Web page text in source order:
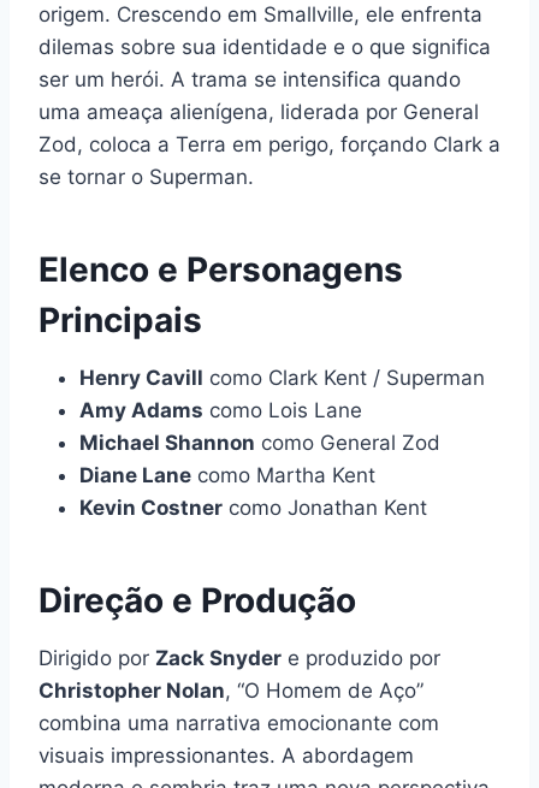
origem. Crescendo em Smallville, ele enfrenta
dilemas sobre sua identidade e o que significa
ser um herói. A trama se intensifica quando
uma ameaça alienígena, liderada por General
Zod, coloca a Terra em perigo, forçando Clark a
se tornar o Superman.
Elenco e Personagens
Principais
Henry Cavill como Clark Kent / Superman
Amy Adams como Lois Lane
Michael Shannon como General Zod
Diane Lane como Martha Kent
Kevin Costner como Jonathan Kent
Direção e Produção
Dirigido por Zack Snyder e produzido por
Christopher Nolan, “O Homem de Aço”
combina uma narrativa emocionante com
visuais impressionantes. A abordagem